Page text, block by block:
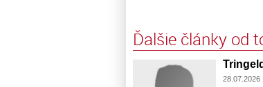
Ďalšie články od
28.07.2026